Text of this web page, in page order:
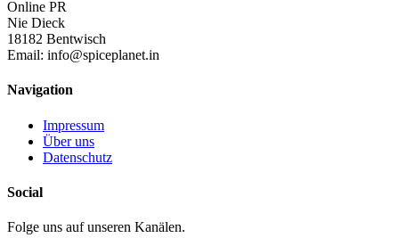
Online PR
Nie Dieck
18182 Bentwisch
Email: info@spiceplanet.in
Navigation
Impressum
Über uns
Datenschutz
Social
Folge uns auf unseren Kanälen.